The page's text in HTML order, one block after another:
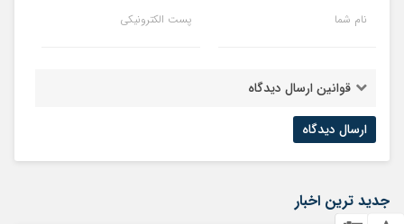
نام شما پست الکترونیکی
قوانین ارسال دیدگاه
جدید ترین اخبار